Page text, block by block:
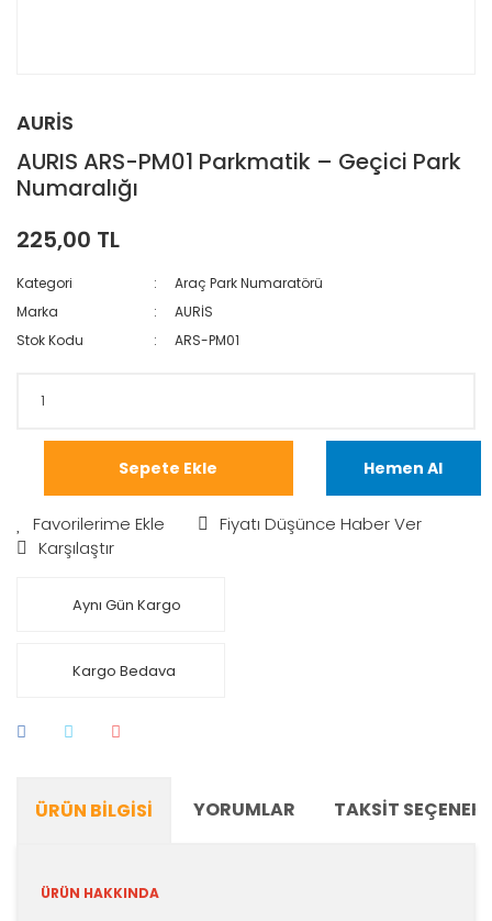
AURİS
AURIS ARS-PM01 Parkmatik – Geçici Park
Numaralığı
225,00 TL
Kategori
Araç Park Numaratörü
Marka
AURİS
Stok Kodu
ARS-PM01
Sepete Ekle Hemen Al
Fiyatı Düşünce Haber Ver
Karşılaştır
Aynı Gün Kargo
Kargo Bedava
ÜRÜN BILGISI YORUMLAR TAKSIT
ÜRÜN HAKKINDA